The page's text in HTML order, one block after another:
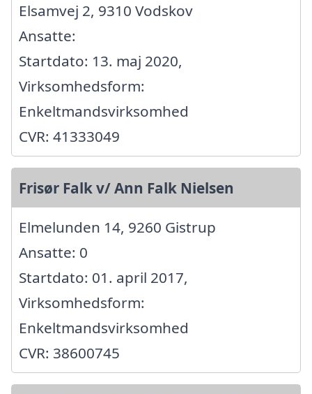
Elsamvej 2, 9310 Vodskov
Ansatte:
Startdato: 13. maj 2020,
Virksomhedsform:
Enkeltmandsvirksomhed
CVR: 41333049
Frisør Falk v/ Ann Falk Nielsen
Elmelunden 14, 9260 Gistrup
Ansatte: 0
Startdato: 01. april 2017,
Virksomhedsform:
Enkeltmandsvirksomhed
CVR: 38600745